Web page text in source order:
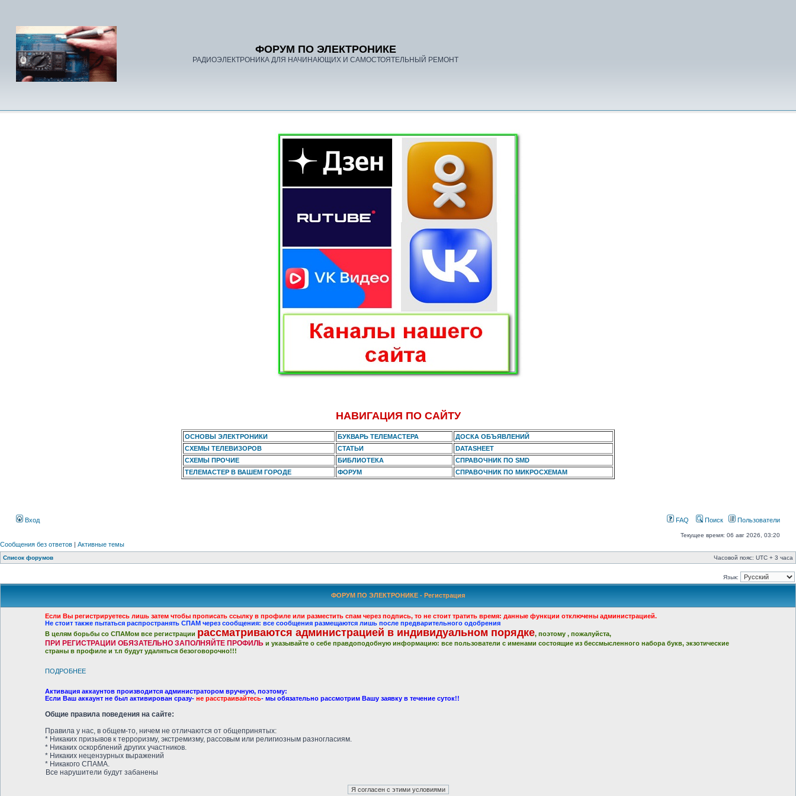
ФОРУМ ПО ЭЛЕКТРОНИКЕ
РАДИОЭЛЕКТРОНИКА ДЛЯ НАЧИНАЮЩИХ И САМОСТОЯТЕЛЬНЫЙ РЕМОНТ
НАВИГАЦИЯ ПО САЙТУ
ОСНОВЫ ЭЛЕКТРОНИКИ БУКВАРЬ ТЕЛЕМАСТЕРА
ДОСКА ОБЪЯВЛЕНИЙ
СХЕМЫ ТЕЛЕВИЗОРОВ
СТАТЬИ
DATASHEET
СХЕМЫ ПРОЧИЕ
БИБЛИОТЕКА
СПРАВОЧНИК ПО SMD
ТЕЛЕМАСТЕР В ВАШЕМ ГОРОДЕ
ФОРУМ СПРАВОЧНИК ПО МИКРОСХЕМАМ
Вход FAQ Поиск Пользователи
Текущее время: 06 авг 2026, 03:20
Сообщения без ответов | Активные темы
Список форумов Часовой пояс: UTC + 3 часа
Язык:
ФОРУМ ПО ЭЛЕКТРОНИКЕ - Регистрация
Если Вы регистрируетесь лишь затем чтобы прописать ссылку в профиле или разместить спам через подпись, то не стоит тратить время: данные функции отключены администрацией.
Не стоит также пытаться распространять СПАМ через сообщения: все сообщения размещаются лишь после предварительного одобрения
В целям борьбы со СПАМом все регистрации рассматриваются администрацией в индивидуальном порядке, поэтому , пожалуйста,
ПРИ РЕГИСТРАЦИИ ОБЯЗАТЕЛЬНО ЗАПОЛНЯЙТЕ ПРОФИЛЬ и указывайте о себе правдоподобную информацию: все пользователи с именами состоящие из бессмысленного набора букв, экзотические
страны в профиле и т.п будут удаляться безоговорочно!!!
ПОДРОБНЕЕ
Активация аккаунтов производится администратором вручную, поэтому:
Если Ваш аккаунт не был активирован сразу- не расстраивайтесь- мы обязательно рассмотрим Вашу заявку в течение суток!!
Общие правила поведения на сайте:
Правила у нас, в общем-то, ничем не отличаются от общепринятых:
* Никаких призывов к терроризму, экстремизму, рассовым или религиозным разногласиям.
* Никаких оскорблений других участников.
* Никаких нецензурных выражений
* Никакого СПАМА.
Все нарушители будут забанены